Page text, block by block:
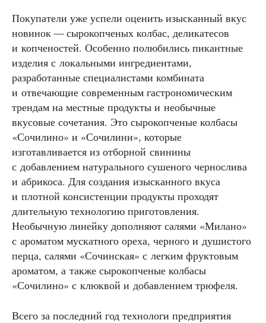
Покупатели уже успели оценить изысканный вкус
новинок — сырокопченых колбас, деликатесов
и копченостей. Особенно полюбились пикантные
изделия с локальными ингредиентами,
разработанные специалистами комбината
и отвечающие современным гастрономическим
трендам на местные продукты и необычные
вкусовые сочетания. Это сырокопченые колбасы
«Сочилино» и «Сочилини», которые
изготавливается из отборной свинины
с добавлением натурального сушеного чернослива
и абрикоса. Для создания изысканного вкуса
и плотной консистенции продукты проходят
длительную технологию приготовления.
Необычную линейку дополняют салями «Милано»
с ароматом мускатного ореха, черного и душистого
перца, салями «Сочинская» с легким фруктовым
ароматом, а также сырокопченые колбасы
«Сочилино» с клюквой и добавлением трюфеля.
Всего за последний год технологи предприятия